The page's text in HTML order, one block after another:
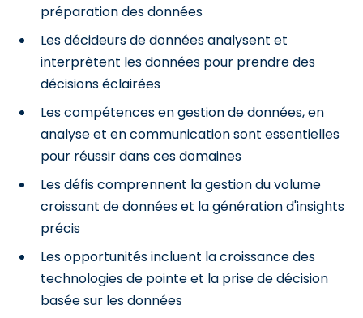
préparation des données
Les décideurs de données analysent et
interprètent les données pour prendre des
décisions éclairées
Les compétences en gestion de données, en
analyse et en communication sont essentielles
pour réussir dans ces domaines
Les défis comprennent la gestion du volume
croissant de données et la génération d'insights
précis
Les opportunités incluent la croissance des
technologies de pointe et la prise de décision
basée sur les données